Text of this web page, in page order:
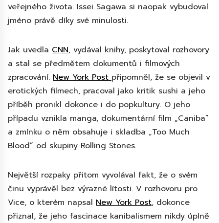
veřejného života. Issei Sagawa si naopak vybudoval
jméno právě díky své minulosti.
Jak uvedla CNN, vydával knihy, poskytoval rozhovory
a stal se předmětem dokumentů i filmových
zpracování. New York Post připomněl, že se objevil v
erotických filmech, pracoval jako kritik sushi a jeho
příběh pronikl dokonce i do popkultury. O jeho
případu vznikla manga, dokumentární film „Caniba”
a zmínku o něm obsahuje i skladba „Too Much
Blood” od skupiny Rolling Stones.
Největší rozpaky přitom vyvolával fakt, že o svém
činu vyprávěl bez výrazné lítosti. V rozhovoru pro
Vice, o kterém napsal New York Post, dokonce
přiznal, že jeho fascinace kanibalismem nikdy úplně